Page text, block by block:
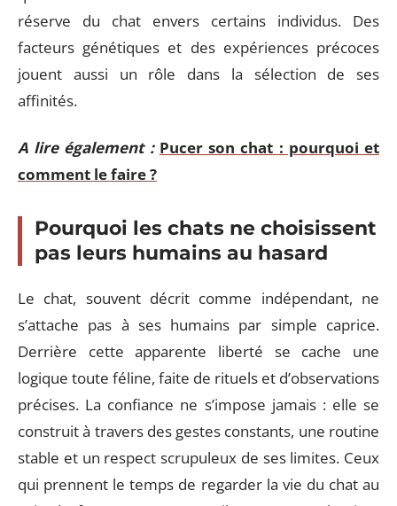
réserve du chat envers certains individus. Des
facteurs génétiques et des expériences précoces
jouent aussi un rôle dans la sélection de ses
affinités.
A lire également : Pucer son chat : pourquoi et
comment le faire ?
Pourquoi les chats ne choisissent
pas leurs humains au hasard
Le chat, souvent décrit comme indépendant, ne
s’attache pas à ses humains par simple caprice.
Derrière cette apparente liberté se cache une
logique toute féline, faite de rituels et d’observations
précises. La confiance ne s’impose jamais : elle se
construit à travers des gestes constants, une routine
stable et un respect scrupuleux de ses limites. Ceux
qui prennent le temps de regarder la vie du chat au